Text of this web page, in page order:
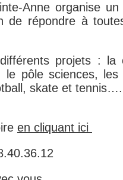
Anne organise
de répondre à
projets : la
le pôle sciences,
skate et
en cliquant ici